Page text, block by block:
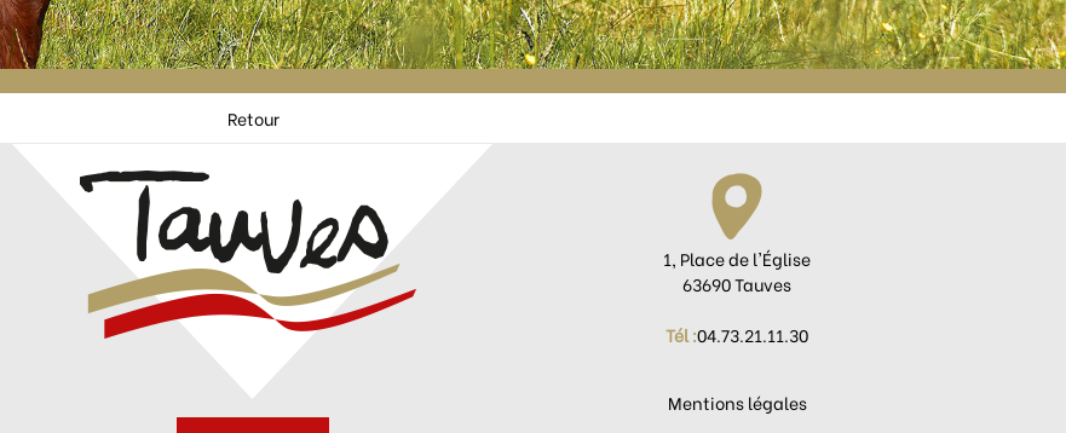
Retour
1, Place de l'Église
63690 Tauves
Tél :04.73.21.11.30
Mentions légales